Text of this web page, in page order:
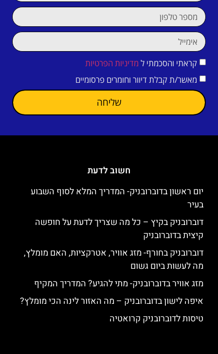
קראתי והסכמתי ל מדיניות הפרטיות
מאשר/ת קבלת דיוור וחומרים פרסומיים
שליחה
חשוב לדעת
יום ראשון בדוברובניק- המדריך המלא לסוף השבוע
בעיר
דוברובניק בקיץ – כל מה שצריך לדעת על חופשה
קיצית בדוברובניק
דוברובניק בחורף- מזג אוויר, אטרקציות, האם מומלץ,
מה לעשות ביום גשום
מזג אוויר בדוברובניק- מתי להגיע? המדריך המקיף
איפה לישון בדוברובניק – מה האזור לינה הכי מומלץ?
טיסות לדוברובניק קרואטיה